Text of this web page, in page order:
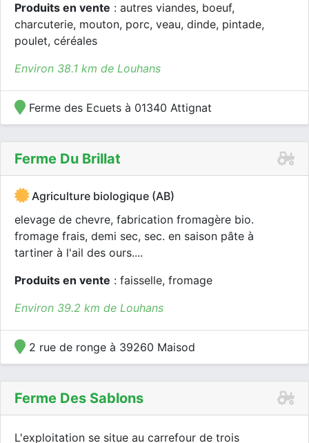
Produits en vente : autres viandes, boeuf,
charcuterie, mouton, porc, veau, dinde, pintade,
poulet, céréales
Environ 38.1 km de Louhans
Ferme des Ecuets à 01340 Attignat
Ferme Du Brillat
Agriculture biologique (AB)
elevage de chevre, fabrication fromagère bio.
fromage frais, demi sec, sec. en saison pâte à
tartiner à l'ail des ours....
Produits en vente : faisselle, fromage
Environ 39.2 km de Louhans
2 rue de ronge à 39260 Maisod
Ferme Des Sablons
L'exploitation se situe au carrefour de trois